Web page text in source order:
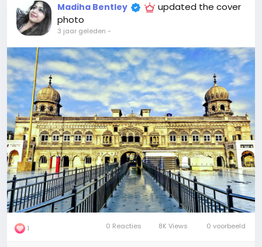
Madiha Bentley
updated the cover
photo
3 jaar geleden -
1 0 Reacties 8K Views 0 voorbeeld